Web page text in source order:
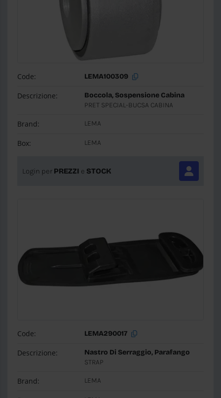
Code: LEMA100309
Descrizione:
Boccola, Sospensione Cabina
PRET SPECIAL-BUCSA CABINA
Brand: LEMA
Box: LEMA
Login per PREZZI e STOCK
Code: LEMA290017
Descrizione:
Nastro Di Serraggio, Parafango
STRAP
Brand: LEMA